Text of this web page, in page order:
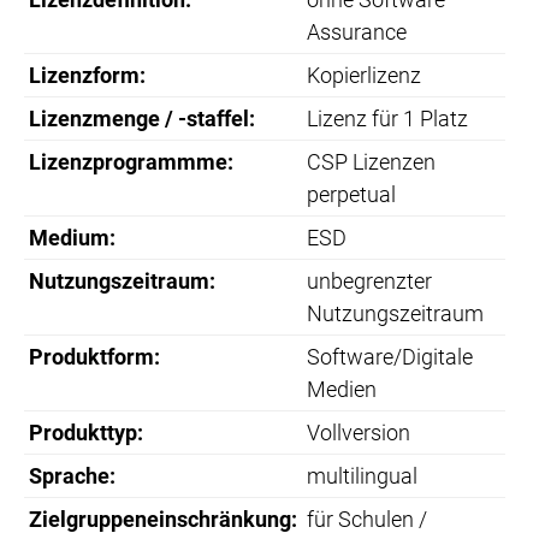
Assurance
Lizenzform:
Kopierlizenz
Lizenzmenge / -staffel:
Lizenz für 1 Platz
Lizenzprogrammme:
CSP Lizenzen
perpetual
Medium:
ESD
Nutzungszeitraum:
unbegrenzter
Nutzungszeitraum
Produktform:
Software/Digitale
Medien
Produkttyp:
Vollversion
Sprache:
multilingual
Zielgruppeneinschränkung: für Schulen /